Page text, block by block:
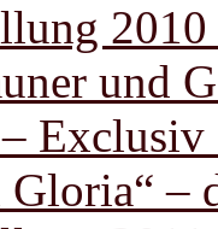
und
Gloria“ –